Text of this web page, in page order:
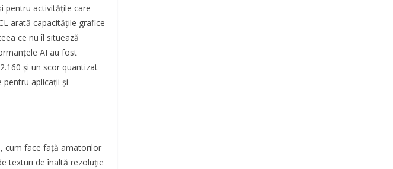
pentru activitățile care
arată capacitățile grafice
ce nu îl situează
AI au fost
și un scor quantizat
pentru aplicații și
cum face față amatorilor
texturi de înaltă rezoluție